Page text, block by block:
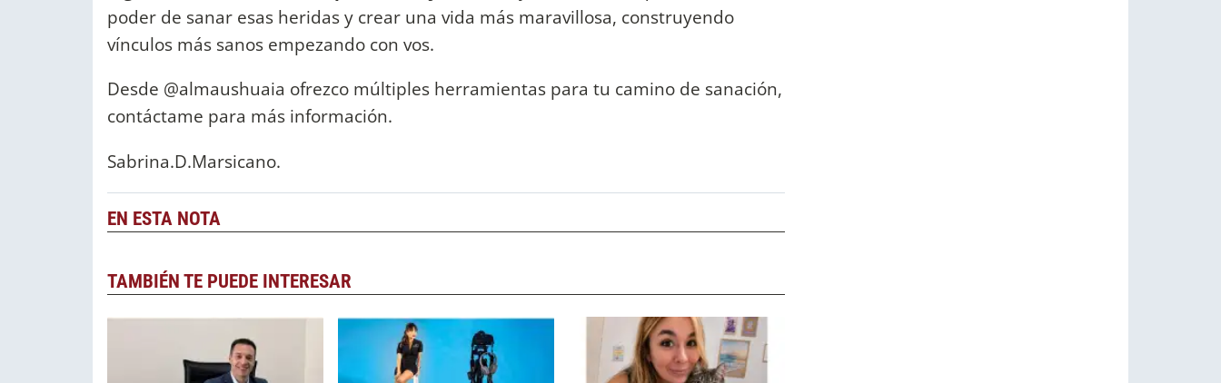
poder de sanar esas heridas y crear una vida más maravillosa, construyendo
vínculos más sanos empezando con vos.
Desde @almaushuaia ofrezco múltiples herramientas para tu camino de sanación,
contáctame para más información.
Sabrina.D.Marsicano.
EN ESTA NOTA
TAMBIÉN TE PUEDE INTERESAR